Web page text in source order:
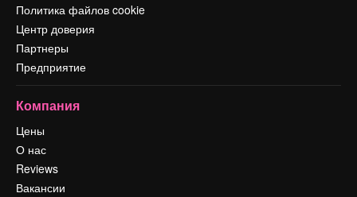
Политика файлов cookie
Центр доверия
Партнеры
Предприятие
Компания
Цены
О нас
Reviews
Вакансии